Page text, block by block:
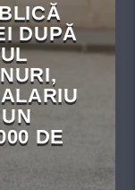
DUPĂ
DE